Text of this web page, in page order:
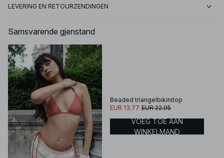
LEVERING EN RETOURZENDINGEN
Samsvarende gjenstand
Beaded triangelbikinitop
EUR 13.77 EUR 22.95
VOEG TOE AAN
WINKELMAND